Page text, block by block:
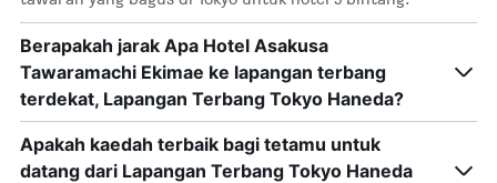
Berapakah jarak Apa Hotel Asakusa
Tawaramachi Ekimae ke lapangan terbang
terdekat, Lapangan Terbang Tokyo Haneda?
Apakah kaedah terbaik bagi tetamu untuk
datang dari Lapangan Terbang Tokyo Haneda